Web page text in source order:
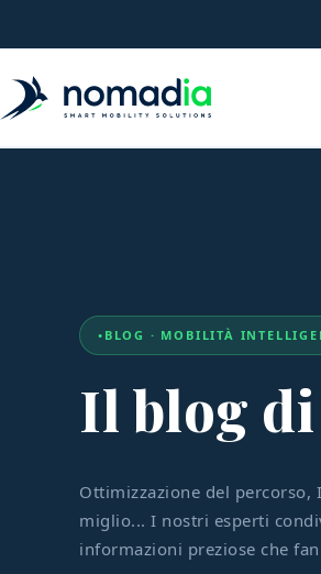
BLOG · MOBILITÀ
Il blog di
Ottimizzazione del percorso,
miglio... I nostri esperti
informazioni preziose che